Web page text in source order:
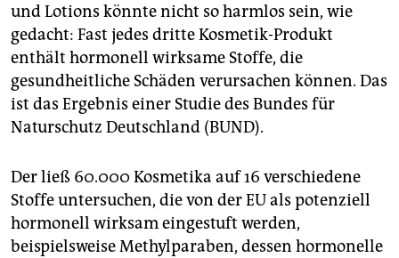
und Lotions könnte nicht so harmlos sein, wie
gedacht: Fast jedes dritte Kosmetik-Produkt
enthält hormonell wirksame Stoffe, die
gesundheitliche Schäden verursachen können. Das
ist das Ergebnis einer Studie des Bundes für
Naturschutz Deutschland (BUND).
Der ließ 60.000 Kosmetika auf 16 verschiedene
Stoffe untersuchen, die von der EU als potenziell
hormonell wirksam eingestuft werden,
beispielsweise Methylparaben, dessen hormonelle